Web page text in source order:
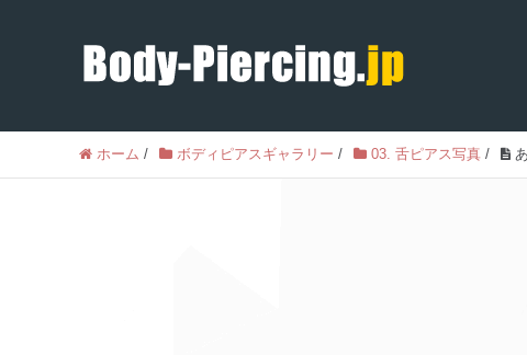
ホーム / ボディピアスギャラリー / 03. 舌ピアス写真 /